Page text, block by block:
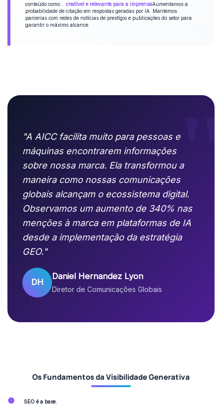
conteúdo como... credível e relevante para a imprensaAumentamos a
probabilidade de citação em respostas geradas por IA. Mantemos
parcerias com redes de notícias de prestígio e publicações do setor para
garantir o máximo alcance.
"A AICC facilita muito para pessoas e
máquinas encontrarem informações
sobre nossa marca. Ela transformou a
maneira como nossas comunicações
globais alcançam o ecossistema digital.
Observamos um aumento de 340% nas
menções à marca em plataformas de IA
desde a implementação da estratégia
GEO."
DH
Daniel Hernandez Lyon
Diretor de Comunicações Globais
Os Fundamentos da Visibilidade Generativa
● SEO é a base.